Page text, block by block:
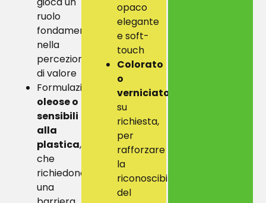
ruolo
fondamentale
nella
percezione
di valore
Formulazioni
oleose o
sensibili
alla
plastica,
che
richiedono
una
opaco
elegante
e soft-
touch
Colorato
o
verniciato
su
richiesta,
per
rafforzare
la
riconoscibilità
del